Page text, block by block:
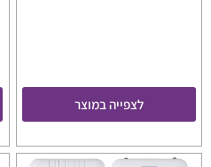
לצפייה במוצר